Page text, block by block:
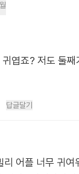
엽죠? 저도 둘째
답글달기
어플 너무 귀여